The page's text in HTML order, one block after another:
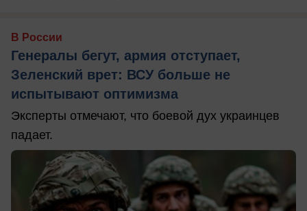
В России
Генералы бегут, армия отступает,
Зеленский врет: ВСУ больше не
испытывают оптимизма
Эксперты отмечают, что боевой дух украинцев
падает.